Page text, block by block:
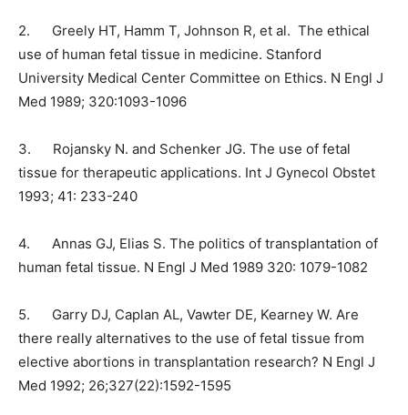
2. Greely HT, Hamm T, Johnson R, et al. The ethical
use of human fetal tissue in medicine. Stanford
University Medical Center Committee on Ethics. N Engl J
Med 1989; 320:1093-1096
3.
Rojansky N. and Schenker JG. The use of fetal
tissue for therapeutic applications. Int J Gynecol Obstet
1993; 41: 233-240
4.
Annas GJ, Elias S. The politics of transplantation of
human fetal tissue. N Engl J Med 1989 320: 1079-1082
5.
Garry DJ, Caplan AL, Vawter DE, Kearney W. Are
there really alternatives to the use of fetal tissue from
elective abortions in transplantation research? N Engl J
Med 1992; 26;327(22):1592-1595